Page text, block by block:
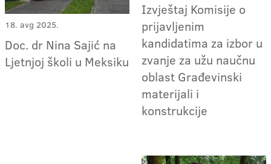
18. avg 2025.
Doc. dr Nina Sajić na
Ljetnjoj školi u Meksiku
Izvještaj Komisije o
prijavljenim
kandidatima za izbor u
zvanje za užu naučnu
oblast Građevinski
materijali i
konstrukcije